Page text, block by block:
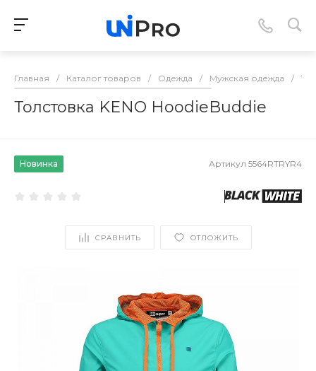
Главная / Каталог товаров / Одежда / Мужская одежда /
Толстовка KENO HoodieBuddie
Новинка Артикул 5564RTRYR4
СРАВНИТЬ ОТЛОЖИТЬ